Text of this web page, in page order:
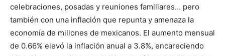
celebraciones, posadas y reuniones familiares… pero
también con una inflación que repunta y amenaza la
economía de millones de mexicanos. El aumento mensual
de 0.66% elevó la inflación anual a 3.8%, encareciendo